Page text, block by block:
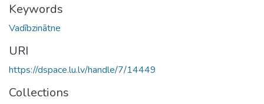
Keywords
Vadībzinātne
URI
https://dspace.lu.lv/handle/7/14449
Collections